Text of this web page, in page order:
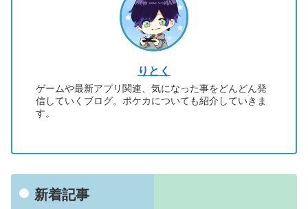
りとく
ゲームや最新アプリ関連、気になった事をどんどん発
信していくブログ。ポケカについても紹介していきま
す。
新着記事